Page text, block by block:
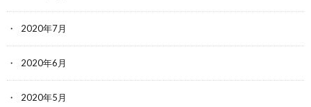
2020年7月
2020年6月
2020年5月